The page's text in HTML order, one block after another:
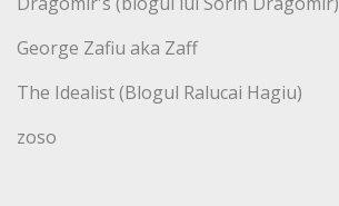
George Zafiu aka Zaff
The Idealist (Blogul Ralucai Hagiu)
zoso